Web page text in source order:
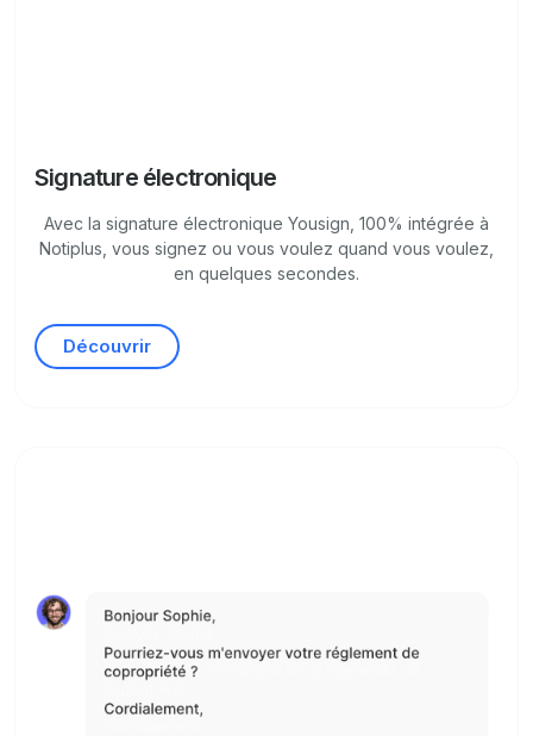
Signature électronique
Avec la signature électronique Yousign, 100% intégrée à
Notiplus, vous signez ou vous voulez quand vous voulez,
en quelques secondes.
Découvrir